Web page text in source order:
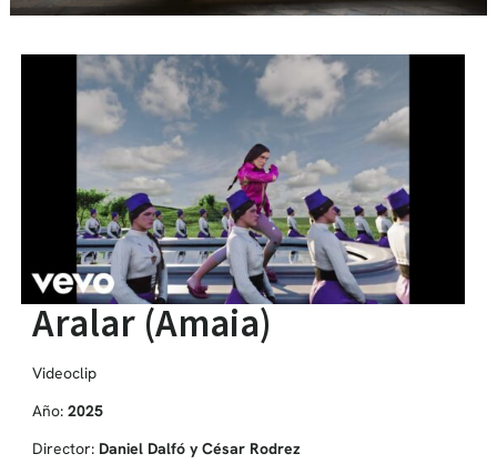
Aralar (Amaia)
Videoclip
Año: 2025
Director: Daniel Dalfó y César Rodrez